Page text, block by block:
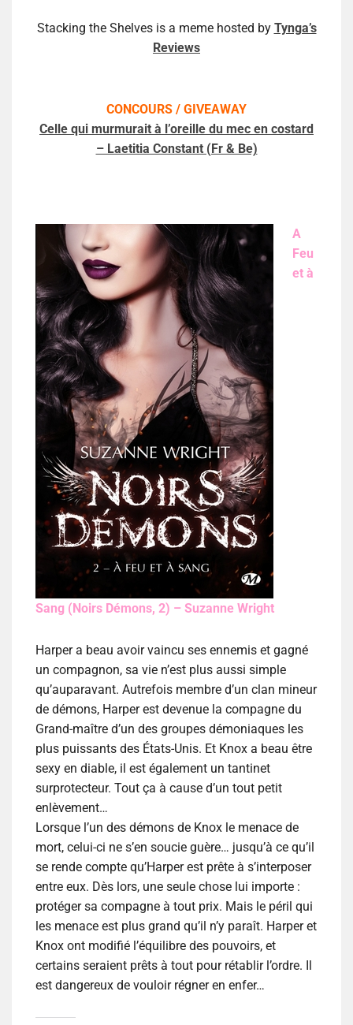
Stacking the Shelves is a meme hosted by Tynga’s
Reviews
CONCOURS / GIVEAWAY
Celle qui murmurait à l’oreille du mec en costard
– Laetitia Constant (Fr & Be)
A
Feu
et à
Sang (Noirs Démons, 2) – Suzanne Wright
Harper a beau avoir vaincu ses ennemis et gagné
un compagnon, sa vie n’est plus aussi simple
qu’auparavant. Autrefois membre d’un clan mineur
de démons, Harper est devenue la compagne du
Grand-maître d’un des groupes démoniaques les
plus puissants des États-Unis. Et Knox a beau être
sexy en diable, il est également un tantinet
surprotecteur. Tout ça à cause d’un tout petit
enlèvement…
Lorsque l’un des démons de Knox le menace de
mort, celui-ci ne s’en soucie guère… jusqu’à ce qu’il
se rende compte qu’Harper est prête à s’interposer
entre eux. Dès lors, une seule chose lui importe :
protéger sa compagne à tout prix. Mais le péril qui
les menace est plus grand qu’il n’y paraît. Harper et
Knox ont modifié l’équilibre des pouvoirs, et
certains seraient prêts à tout pour rétablir l’ordre. Il
est dangereux de vouloir régner en enfer…